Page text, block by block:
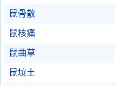
鼠骨散
鼠核痛
鼠曲草
鼠壤土